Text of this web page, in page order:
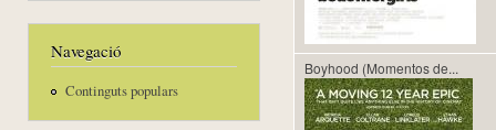
Navegació
Continguts populars
Boyhood (Momentos de...